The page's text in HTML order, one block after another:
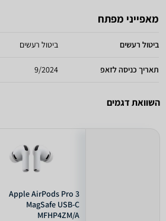
מאפייני מפתח
ביטול רעשים ביטול רעשים
תאריך כניסה לזאפ 9/2024
השוואת דגמים
Apple AirPods Pro 3
MagSafe USB-C
MFHP4ZM/A